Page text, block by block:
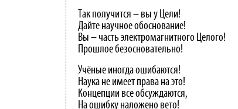
Так получится – вы у Цели!
Дайте научное обоснование!
Вы – часть электромагнитного Целого!
Прошлое безосновательно!
Учёные иногда ошибаются!
Наука не имеет права на это!
Концепции все обсуждаются,
На ошибку наложено вето!